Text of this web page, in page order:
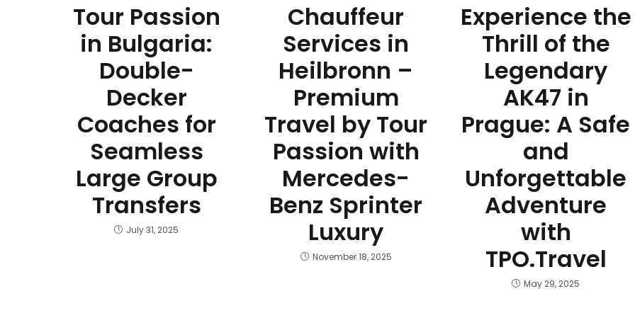
Tour Passion
in Bulgaria:
Double-
Decker
Coaches for
Seamless
Large Group
Transfers
July 31, 2025
Chauffeur
Services in
Heilbronn –
Premium
Travel by Tour
Passion with
Mercedes-
Benz Sprinter
Luxury
November 18, 2025
Experience the
Thrill of the
Legendary
AK47 in
Prague: A Safe
and
Unforgettable
Adventure
with
TPO.Travel
May 29, 2025